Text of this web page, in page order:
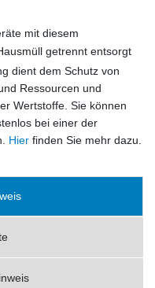
mit diesem
getrennt entsorgt
dient dem Schutz von
Ressourcen und
Wertstoffe. Sie können
bei einer der
Hier finden Sie mehr dazu.